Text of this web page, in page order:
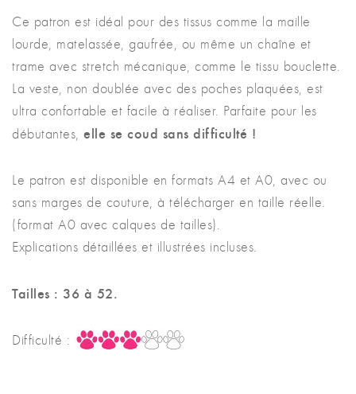
Ce patron est idéal pour des tissus comme la maille
lourde, matelassée, gaufrée, ou même un chaîne et
trame avec stretch mécanique, comme le tissu bouclette.
La veste, non doublée avec des poches plaquées, est
ultra confortable et facile à réaliser. Parfaite pour les
débutantes, elle se coud sans difficulté !
Le patron est disponible en formats A4 et A0, avec ou
sans marges de couture, à télécharger en taille réelle.
(format A0 avec calques de tailles).
Explications détaillées et illustrées incluses.
Tailles : 36 à 52.
Difficulté :